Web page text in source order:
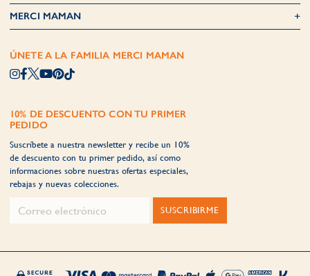
MERCI MAMAN
ÚNETE A LA FAMILIA MERCI MAMAN
10% DE DESCUENTO CON TU PRIMER
PEDIDO
Suscríbete a nuestra newsletter y recibe un 10%
de descuento con tu primer pedido, así como
informaciones sobre nuestras ofertas especiales,
rebajas y nuevas colecciones.
SUSCRIBIRME